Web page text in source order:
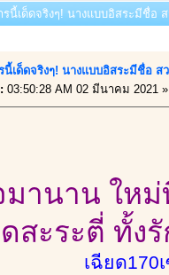
นี้เด็ดจริงๆ! นางแบบอิสระมีชื่อ
นี้เด็ดจริงๆ! นางแบบอิสระมีชื่อ ส
03:50:28 AM 02 มีนาคม 2021 »
มานาน ใหม่
ดสะระตี่ ทั้ง
เฉียด170